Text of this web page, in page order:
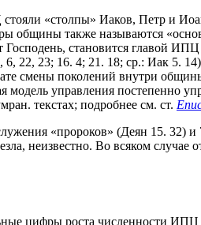
«столпы» Иаков, Петр и
общины также называются
Господень, становится главой
6, 22, 23; 16. 4; 21. 18; ср.: Иак 5.
смены поколений внутри
модель управления постепенно
текстах; подробнее см. ст.
«пророков» (Деян 15. 32) и
неизвестно. Во всяком
цифры роста численности